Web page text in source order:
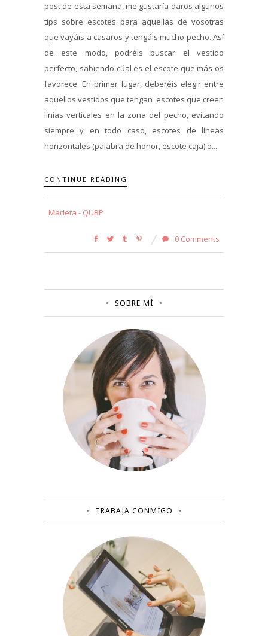
post de esta semana, me gustaría daros algunos
tips sobre escotes para aquellas de vosotras
que vayáis a casaros y tengáis mucho pecho. Así
de este modo, podréis buscar el vestido
perfecto, sabiendo cúal es el escote que más os
favorece. En primer lugar, deberéis elegir entre
aquellos vestidos que tengan escotes que creen
línias verticales en la zona del pecho, evitando
siempre y en todo caso, escotes de líneas
horizontales (palabra de honor, escote caja) o...
CONTINUE READING
Marieta - QUBP
0 Comments
SOBRE MÍ
TRABAJA CONMIGO